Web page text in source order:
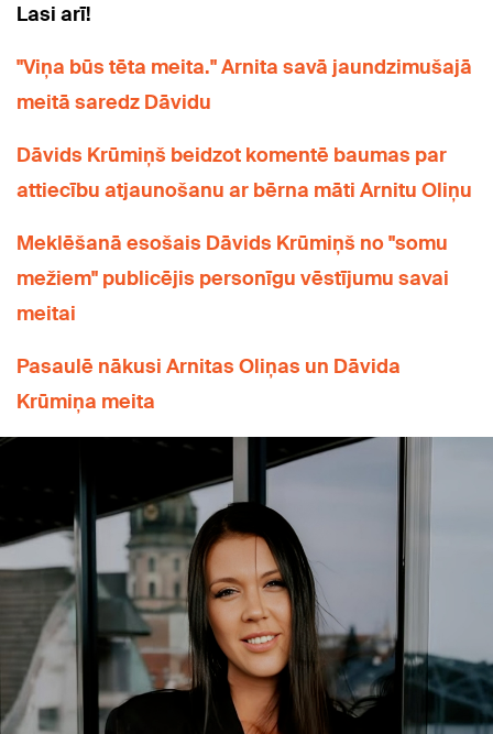
Lasi arī!
"Viņa būs tēta meita." Arnita savā jaundzimušajā
meitā saredz Dāvidu
Dāvids Krūmiņš beidzot komentē baumas par
attiecību atjaunošanu ar bērna māti Arnitu Oliņu
Meklēšanā esošais Dāvids Krūmiņš no "somu
mežiem" publicējis personīgu vēstījumu savai
meitai
Pasaulē nākusi Arnitas Oliņas un Dāvida
Krūmiņa meita